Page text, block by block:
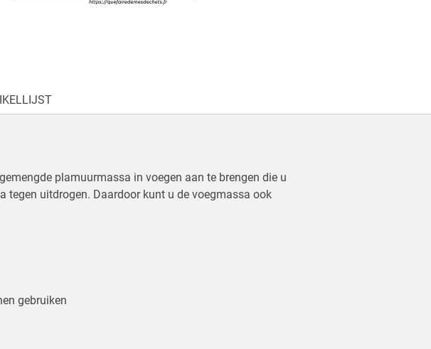
plamuurmassa in voegen aan te brengen die u
tegen uitdrogen. Daardoor kunt u de voegmassa ook
gebruiken